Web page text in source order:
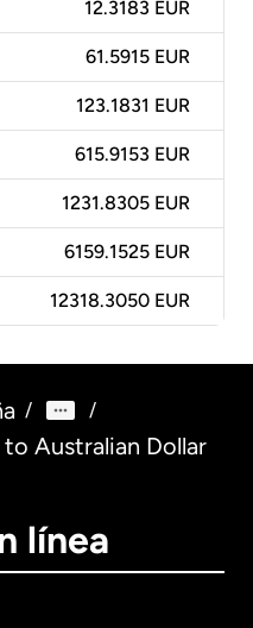
12.3183 EUR
61.5915 EUR
123.1831 EUR
615.9153 EUR
1231.8305 EUR
6159.1525 EUR
12318.3050 EUR
/ /
Australian Dollar
línea